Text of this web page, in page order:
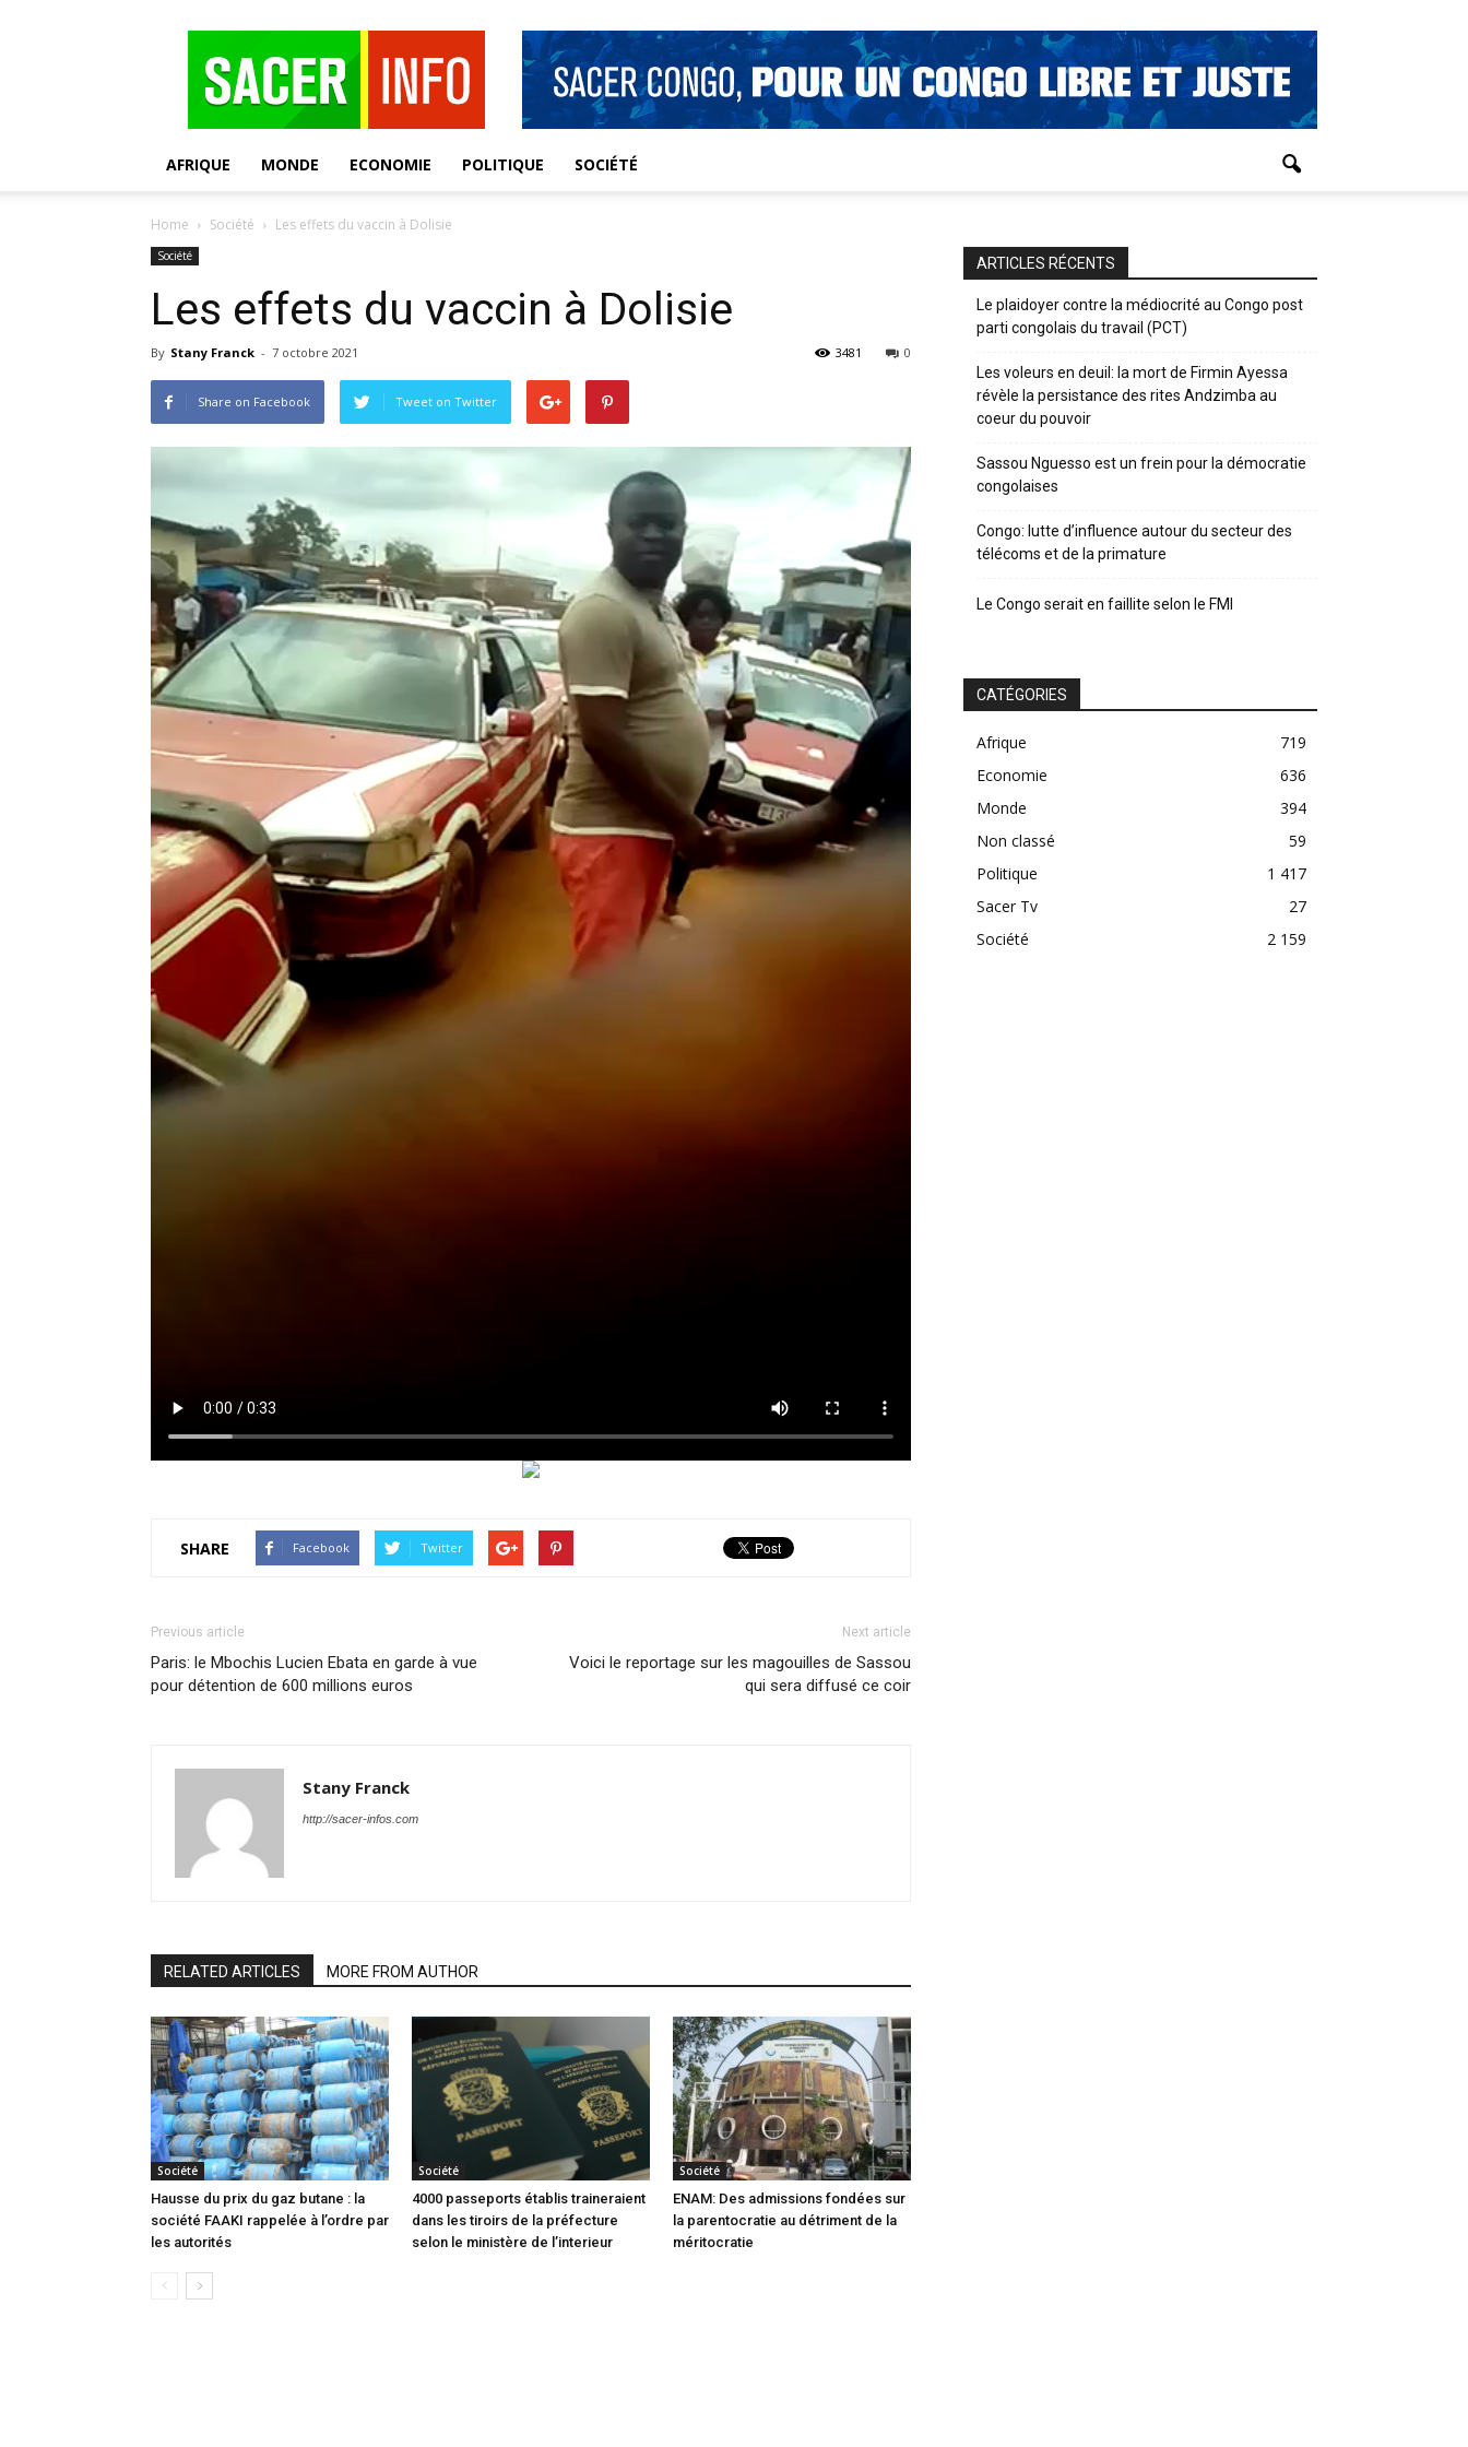
AFRIQUE MONDE ECONOMIE POLITIQUE SOCIÉTÉ
Home Société Les effets du vaccin à Dolisie
Société
Les effets du vaccin à Dolisie
By Stany Franck - 7 octobre 2021 0
3481
Share on Facebook Tweet on Twitter
SHARE Facebook Twitter
Previous article
Paris: le Mbochis Lucien Ebata en garde à vue
pour détention de 600 millions euros
Next article
Voici le reportage sur les magouilles de Sassou
qui sera diffusé ce coir
Stany Franck
http://sacer-infos.com
RELATED ARTICLES MORE FROM AUTHOR
Société
Hausse du prix du gaz butane : la
société FAAKI rappelée à l’ordre par
les autorités
Société
4000 passeports établis traineraient
dans les tiroirs de la préfecture
selon le ministère de l’interieur
Société
ENAM: Des admissions fondées sur
la parentocratie au détriment de la
méritocratie
ARTICLES RÉCENTS
Le plaidoyer contre la médiocrité au Congo post
parti congolais du travail (PCT)
Les voleurs en deuil: la mort de Firmin Ayessa
révèle la persistance des rites Andzimba au
coeur du pouvoir
Sassou Nguesso est un frein pour la démocratie
congolaises
Congo: lutte d’influence autour du secteur des
télécoms et de la primature
Le Congo serait en faillite selon le FMI
CATÉGORIES
Afrique
719
Economie
636
Monde
394
Non classé
59
Politique
1 417
Sacer Tv
27
Société
2 159